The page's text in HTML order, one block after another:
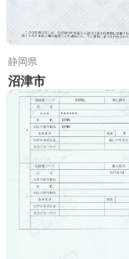
静岡県
沼津市